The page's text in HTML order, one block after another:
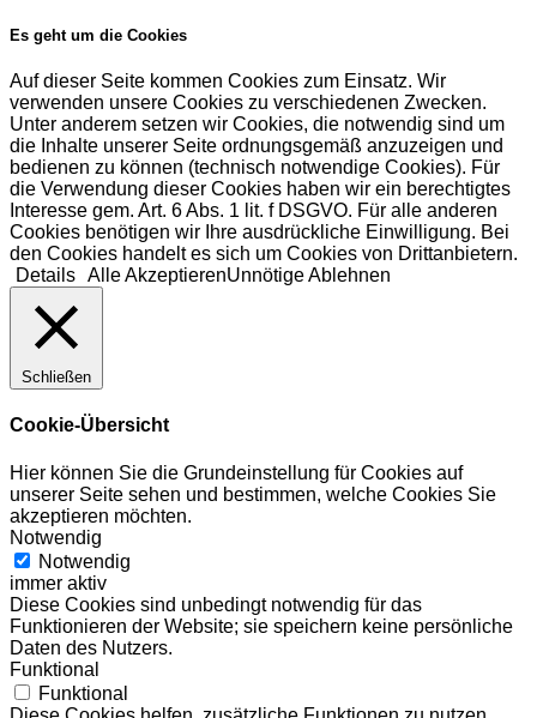
Es geht um die Cookies
Auf dieser Seite kommen Cookies zum Einsatz. Wir
verwenden unsere Cookies zu verschiedenen Zwecken.
Unter anderem setzen wir Cookies, die notwendig sind um
die Inhalte unserer Seite ordnungsgemäß anzuzeigen und
bedienen zu können (technisch notwendige Cookies). Für
die Verwendung dieser Cookies haben wir ein berechtigtes
Interesse gem. Art. 6 Abs. 1 lit. f DSGVO. Für alle anderen
Cookies benötigen wir Ihre ausdrückliche Einwilligung. Bei
den Cookies handelt es sich um Cookies von Drittanbietern.
Details Alle AkzeptierenUnnötige Ablehnen
Schließen
Cookie-Übersicht
Hier können Sie die Grundeinstellung für Cookies auf
unserer Seite sehen und bestimmen, welche Cookies Sie
akzeptieren möchten.
Notwendig
Notwendig
immer aktiv
Diese Cookies sind unbedingt notwendig für das
Funktionieren der Website; sie speichern keine persönliche
Daten des Nutzers.
Funktional
Funktional